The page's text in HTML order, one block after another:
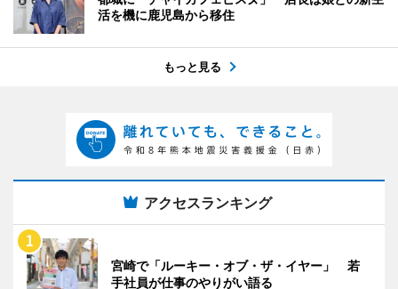
活を機に鹿児島から移住
もっと見る
アクセスランキング
宮崎で「ルーキー・オブ・ザ・イヤー」 若
手社員が仕事のやりがい語る